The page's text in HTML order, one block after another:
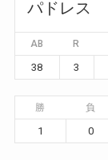
パドレス
AB R
38 3
勝 負
1 0